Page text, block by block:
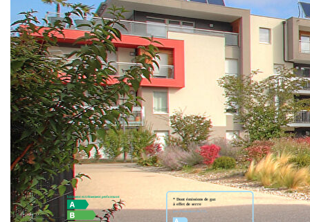
Description
Réf : PTT15121
DOUVAINE CENTRE: Dans résidence BBC, appartement
de type T3, 60,52m², au 2ème étage avec ascenseur, cave
et garage. Grand balcon de 19m² exposé Ouest.
Nos honoraires Nous contacter
Diagnostics énergétiques